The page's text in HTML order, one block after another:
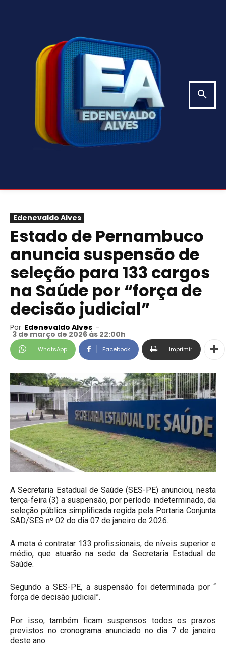
Edenevaldo Alves
Estado de Pernambuco
anuncia suspensão de
seleção para 133 cargos
na Saúde por “força de
decisão judicial”
Por Edenevaldo Alves -
3 de março de 2026 às 22:00h
WhatsApp Facebook Imprimir
A Secretaria Estadual de Saúde (SES-PE) anunciou, nesta
terça-feira (3) a suspensão, por período indeterminado, da
seleção pública simplificada regida pela Portaria Conjunta
SAD/SES nº 02 do dia 07 de janeiro de 2026.
A meta é contratar 133 profissionais, de níveis superior e
médio, que atuarão na sede da Secretaria Estadual de
Saúde.
Segundo a SES-PE, a suspensão foi determinada por “
força de decisão judicial”.
Por isso, também ficam suspensos todos os prazos
previstos no cronograma anunciado no dia 7 de janeiro
deste ano.